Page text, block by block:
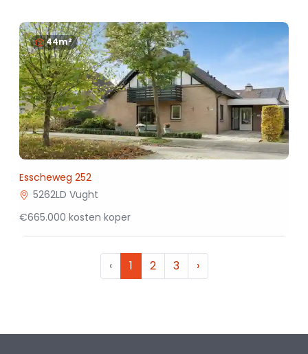
44m²
Esscheweg 252
5262LD Vught
€665.000 kosten koper
‹ 1 2 3 ›